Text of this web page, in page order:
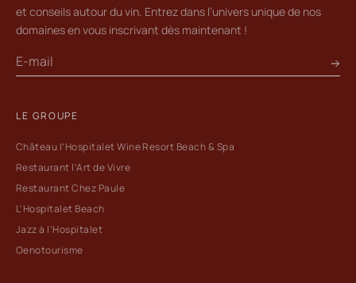
et conseils autour du vin. Entrez dans l’univers unique de nos
domaines en vous inscrivant dès maintenant !
LE GROUPE
Château l’Hospitalet Wine Resort Beach & Spa
Restaurant l’Art de Vivre
Restaurant Chez Paule
L'Hospitalet Beach
Jazz à l’Hospitalet
Oenotourisme